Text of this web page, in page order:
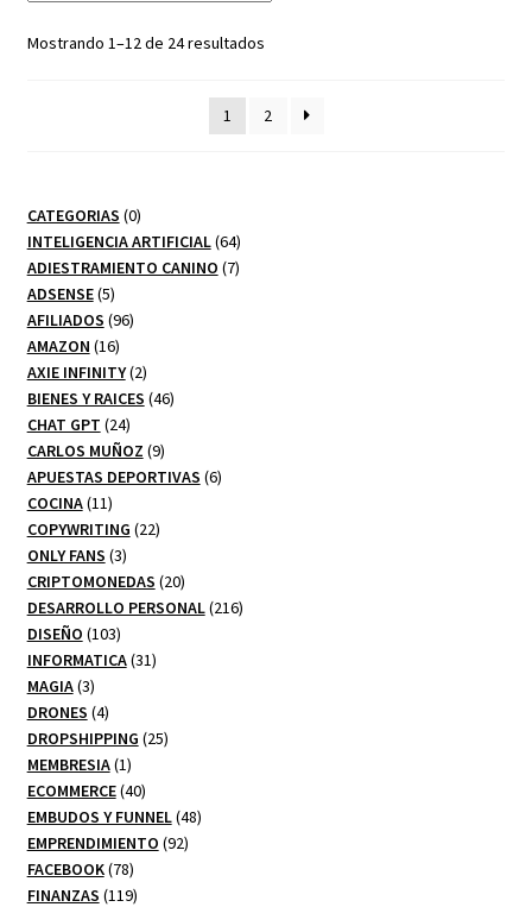
Mostrando 1–12 de 24 resultadosSorted
1
2
CATEGORIAS 00
productos
INTELIGENCIA ARTIFICIAL 6464
productos
ADIESTRAMIENTO CANINO 77
ADSENSE 55
productos
AFILIADOS 9696
AMAZON 1616
productos
AXIE INFINITY 22
productos
BIENES Y RAICES 4646
CHAT GPT 2424
productos
CARLOS MUÑOZ 99
productos
APUESTAS DEPORTIVAS 66
COCINA 1111
productos
COPYWRITING 2222
ONLY FANS 33
productos
CRIPTOMONEDAS 2020
productos
DESARROLLO PERSONAL 216216
DISEÑO 103103
productos
INFORMATICA 3131
MAGIA 33
productos
DRONES 44
productos
DROPSHIPPING 2525
MEMBRESIA 11
producto
ECOMMERCE 4040
productos
EMBUDOS Y FUNNEL 4848
EMPRENDIMIENTO 9292
FACEBOOK 7878
productos
FINANZAS 119119